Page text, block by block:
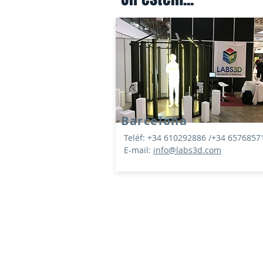
Barcelona
Teléf: +34 610292886 /+34
E-mail: info@labs3d.com